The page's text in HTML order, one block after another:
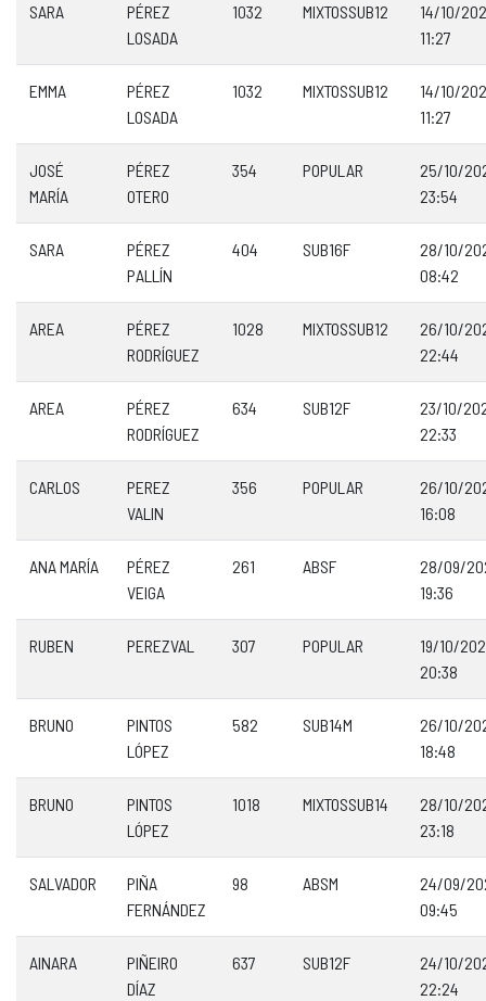
SARA
PÉREZ
LOSADA
1032 MIXTOSSUB12
14/10/
11:27
EMMA
PÉREZ
LOSADA
1032 MIXTOSSUB12
14/10/
11:27
JOSÉ
MARÍA
PÉREZ
OTERO
354 POPULAR
25/10/
23:54
SARA
PÉREZ
PALLÍN
404 SUB16F
28/10/
08:42
AREA
PÉREZ
RODRÍGUEZ
1028 MIXTOSSUB12
26/10/
22:44
AREA
PÉREZ
RODRÍGUEZ
634 SUB12F
23/10/
22:33
CARLOS
PEREZ
VALIN
356 POPULAR
26/10/
16:08
ANA MARÍA
PÉREZ
VEIGA
261 ABSF
28/09/
19:36
RUBEN PEREZVAL 307 POPULAR
19/10/
20:38
BRUNO
PINTOS
LÓPEZ
582 SUB14M
26/10/
18:48
BRUNO
PINTOS
LÓPEZ
1018 MIXTOSSUB14
28/10/
23:18
SALVADOR
PIÑA
FERNÁNDEZ
98 ABSM
24/09/
09:45
AINARA
PIÑEIRO
DÍAZ
637 SUB12F
24/10/
22:24